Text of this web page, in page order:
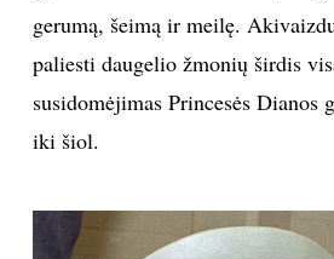
VIRTUVĖ
RECEPTAI
VAIKAI
NELAIMĖS
gerumą, šeimą ir meilę.
paliesti daugelio žmonių širdis
susidomėjimas Princesės Dianos
iki šiol.